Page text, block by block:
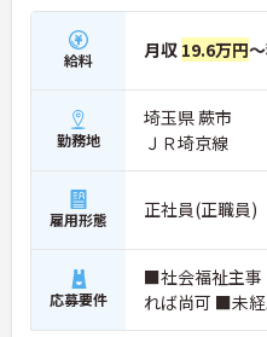
給料 月収 19.6万円
勤務地
埼玉県 蕨市
ＪＲ埼京線
雇用形態 正社員(正職員)
応募要件
■社会福祉主
れば尚可 ■未